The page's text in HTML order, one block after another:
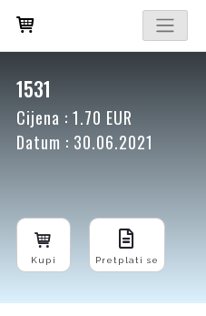
1531
Cijena : 1.70 EUR
Datum : 30.06.2021
Kupi Pretplati se